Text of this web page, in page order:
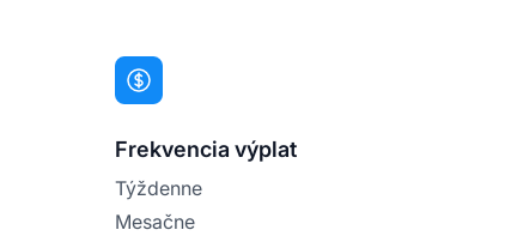
Frekvencia výplat
Týždenne
Mesačne